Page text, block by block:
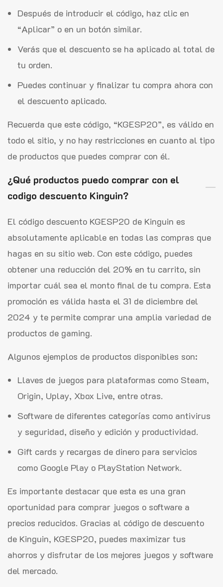
Después de introducir el código, haz clic en
“Aplicar” o en un botón similar.
Verás que el descuento se ha aplicado al total de
tu orden.
Puedes continuar y finalizar tu compra ahora con
el descuento aplicado.
Recuerda que este código, “KGESP20”, es válido en
todo el sitio, y no hay restricciones en cuanto al tipo
de productos que puedes comprar con él.
¿Qué productos puedo comprar con el
codigo descuento Kinguin?
El código descuento KGESP20 de Kinguin es
absolutamente aplicable en todas las compras que
hagas en su sitio web. Con este código, puedes
obtener una reducción del 20% en tu carrito, sin
importar cuál sea el monto final de tu compra. Esta
promoción es válida hasta el 31 de diciembre del
2024 y te permite comprar una amplia variedad de
productos de gaming.
Algunos ejemplos de productos disponibles son:
Llaves de juegos para plataformas como Steam,
Origin, Uplay, Xbox Live, entre otras.
Software de diferentes categorías como antivirus
y seguridad, diseño y edición y productividad.
Gift cards y recargas de dinero para servicios
como Google Play o PlayStation Network.
Es importante destacar que esta es una gran
oportunidad para comprar juegos o software a
precios reducidos. Gracias al código de descuento
de Kinguin, KGESP20, puedes maximizar tus
ahorros y disfrutar de los mejores juegos y software
del mercado.